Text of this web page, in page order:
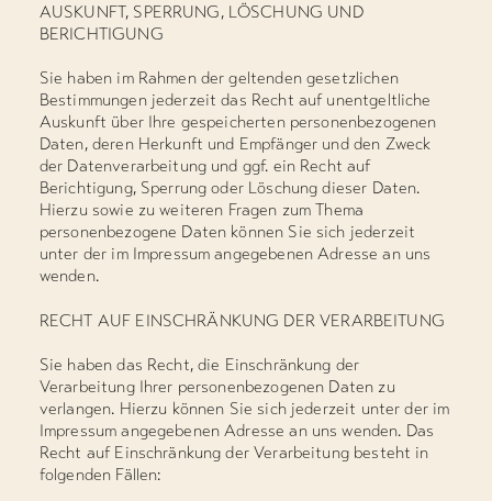
AUSKUNFT, SPERRUNG, LÖSCHUNG UND
BERICHTIGUNG
Sie haben im Rahmen der geltenden gesetzlichen
Bestimmungen jederzeit das Recht auf unentgeltliche
Auskunft über Ihre gespeicherten personenbezogenen
Daten, deren Herkunft und Empfänger und den Zweck
der Datenverarbeitung und ggf. ein Recht auf
Berichtigung, Sperrung oder Löschung dieser Daten.
Hierzu sowie zu weiteren Fragen zum Thema
personenbezogene Daten können Sie sich jederzeit
unter der im Impressum angegebenen Adresse an uns
wenden.
RECHT AUF EINSCHRÄNKUNG DER VERARBEITUNG
Sie haben das Recht, die Einschränkung der
Verarbeitung Ihrer personenbezogenen Daten zu
verlangen. Hierzu können Sie sich jederzeit unter der im
Impressum angegebenen Adresse an uns wenden. Das
Recht auf Einschränkung der Verarbeitung besteht in
folgenden Fällen: